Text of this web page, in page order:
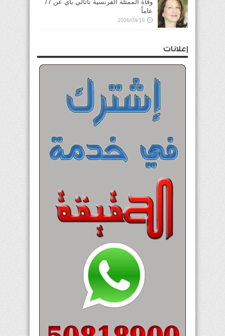
وفاة الممثلة الفرنسية ناتالي باي عن 77
عاماً
2026/04/19
إعلانات